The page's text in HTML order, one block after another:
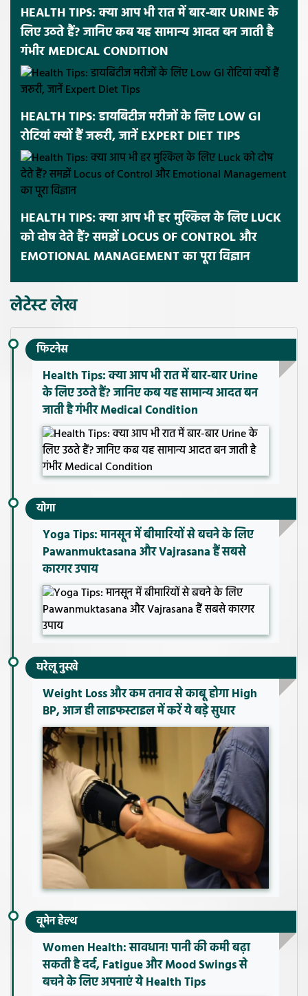
HEALTH TIPS: क्या आप भी रात में बार-बार URINE के
लिए उठते हैं? जानिए कब यह सामान्य आदत बन जाती है
गंभीर MEDICAL CONDITION
HEALTH TIPS: डायबिटीज मरीजों के लिए LOW GI
रोटियां क्यों हैं जरूरी, जानें EXPERT DIET TIPS
HEALTH TIPS: क्या आप भी हर मुश्किल के लिए LUCK
को दोष देते हैं? समझें LOCUS OF CONTROL और
EMOTIONAL MANAGEMENT का पूरा विज्ञान
लेटेस्ट लेख
फिटनेस
Health Tips: क्या आप भी रात में बार-बार Urine
के लिए उठते हैं? जानिए कब यह सामान्य आदत बन
जाती है गंभीर Medical Condition
योगा
Yoga Tips: मानसून में बीमारियों से बचने के लिए
Pawanmuktasana और Vajrasana हैं सबसे
कारगर उपाय
घरेलू नुस्खे
Weight Loss और कम तनाव से काबू होगा High
BP, आज ही लाइफस्टाइल में करें ये बड़े सुधार
वूमेन हेल्थ
Women Health: सावधान! पानी की कमी बढ़ा
सकती है दर्द, Fatigue और Mood Swings से
बचने के लिए अपनाएं ये Health Tips